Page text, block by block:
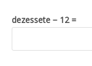
dezessete − 12 =